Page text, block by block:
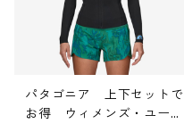
パタゴニア 上下セットで
お得 ウィメンズ・ユーレ